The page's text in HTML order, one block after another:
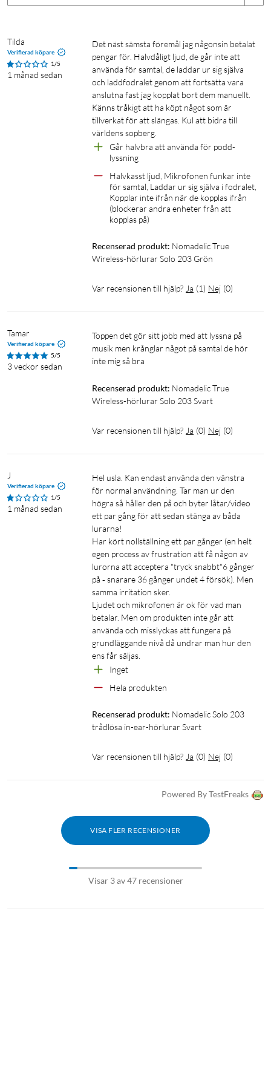
Design
Typ av hörlur: earbud
Vikt, öronsnäcka: 3,2 g
Vikt, inklusive laddetui: 35 g
Storlek, laddetui: 55x47x25 mm
IP-klassning: IPX4 (gäller öronsnäckorna som är skyddade
Temperatur vid användning: 0–45 °C
Trådlös frekvens: 2402–2480 MHz
Sändningseffekt: 20 mW (max)
Känslighet: 100 ±3 dB
Frekvensomfång: 20 Hz – 20 kHz
Aktiv brusreducering (ANC): nej
Miljöbrusreducering (ENC): ja, stöd för ENC vid samtal
Laddning
Batteri, hörlurarna: 30 mAh litium-polymer
Batteri, laddetui: 320 mAh litium-polymer
Laddningstid, etui: upp till 2 h
separat)
Antal fulla laddningar från etuiet: upp till 3
Total batteritid: upp till 24 h (6 h + 18 h med etui)
Standbytid: upp till 90 dagar
True Wireless-hörlurar Solo 203
USB-A- till USB-C-laddkabel (30 cm)
Tilda
Verifierad köpare
1/5
1 månad sedan
Det näst sämsta föremål jag någonsin betalat
pengar för. Halvdåligt ljud, de går inte att
använda för samtal, de laddar ur sig själva
och laddfodralet genom att fortsätta vara
anslutna fast jag kopplat bort dem manuellt.
Känns tråkigt att ha köpt något som är
tillverkat för att slängas. Kul att bidra till
världens sopberg.
Går halvbra att använda för podd-
lyssning
Halvkasst ljud, Mikrofonen funkar inte
för samtal, Laddar ur sig själva i fodralet,
Kopplar inte ifrån när de kopplas ifrån
(blockerar andra enheter från att
kopplas på)
Recenserad produkt: Nomadelic True
Wireless-hörlurar Solo 203 Grön
Var recensionen till hjälp? Ja (1) Nej (0)
Tamar
Verifierad köpare
5/5
3 veckor sedan
Toppen det gör sitt jobb med att lyssna på
musik men krånglar något på samtal de hör
inte mig så bra
Recenserad produkt: Nomadelic True
Wireless-hörlurar Solo 203 Svart
Var recensionen till hjälp? Ja (0) Nej (0)
J
Verifierad köpare
1/5
1 månad sedan
Hel usla. Kan endast använda den vänstra
för normal användning. Tar man ur den
högra så håller den på och byter låtar/video
ett par gång för att sedan stänga av båda
lurarna!
Har kört nollställning ett par gånger (en helt
egen process av frustration att få någon av
lurorna att acceptera "tryck snabbt"6 gånger
på ‐ snarare 36 gånger undet 4 försök). Men
samma irritation sker.
Ljudet och mikrofonen är ok för vad man
betalar. Men om produkten inte går att
använda och misslyckas att fungera på
grundläggande nivå då undrar man hur den
ens får säljas.
Inget
Hela produkten
Recenserad produkt: Nomadelic Solo 203
trådlösa in-ear-hörlurar Svart
Var recensionen till hjälp? Ja (0) Nej (0)
Powered By TestFreaks
VISA FLER RECENSIONER
Visar 3 av 47 recensioner